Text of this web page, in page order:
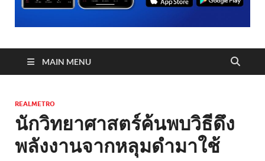
MAIN MENU
REALMETRO
นักวิทยาศาสตร์ค้นพบวิธีดึง
พลังงานจากหลุมดำมาใช้